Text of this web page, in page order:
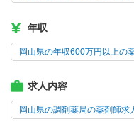
年収
岡山県の年収600万円以上の
求人内容
岡山県の調剤薬局の薬剤師求